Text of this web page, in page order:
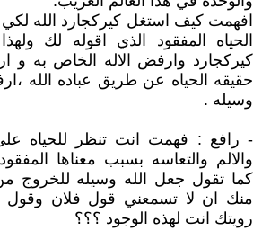
افهمت كيف استغل كيركجارد الله
الحياه المفقود الذي اقوله لك
كيركجارد وارفض الاله الخاص به
حقيقه الحياه عن طريق عباده الله
وسيله .
- رافع : فهمت انت تنظر للحياه علي
والالم والتعاسه بسبب معناها
كما تقول جعل الله وسيله للخروج
منك ان لا تسمعني قول فلان
رويتك انت لهذه الوجود ؟؟؟